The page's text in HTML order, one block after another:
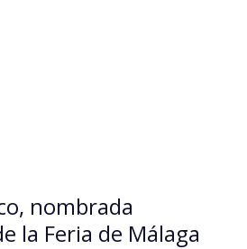
nombrada
la Feria de Málaga